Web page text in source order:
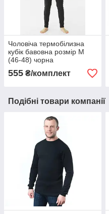
Чоловіча термобілизна
кубік бавовна розмір M
(46-48) чорна
555 ₴/комплект
Подібні товари компанії